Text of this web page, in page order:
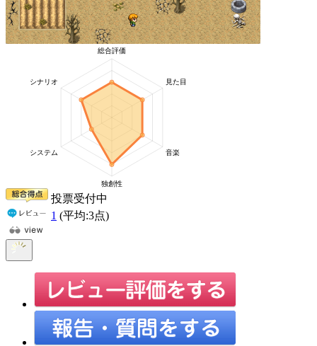
投票受付中
1 (平均:3点)